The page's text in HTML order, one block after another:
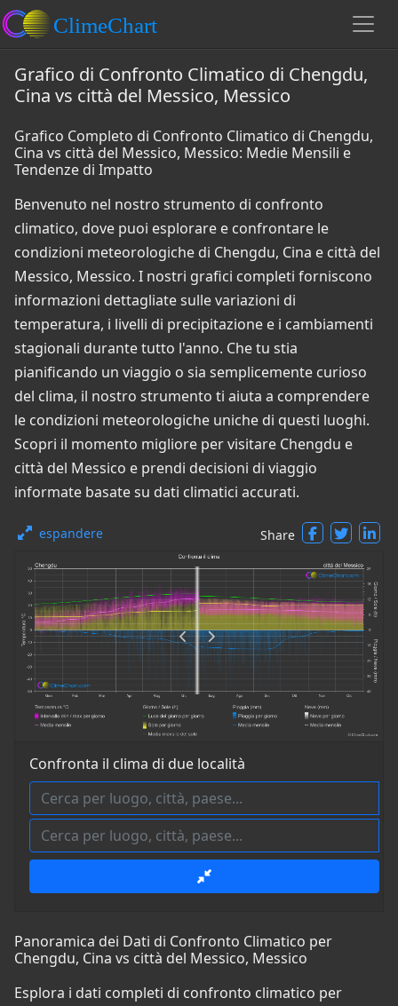
Grafico di Confronto Climatico di Chengdu,
Cina vs città del Messico, Messico
Grafico Completo di Confronto Climatico di Chengdu,
Cina vs città del Messico, Messico: Medie Mensili e
Tendenze di Impatto
Benvenuto nel nostro strumento di confronto
climatico, dove puoi esplorare e confrontare le
condizioni meteorologiche di Chengdu, Cina e città del
Messico, Messico. I nostri grafici completi forniscono
informazioni dettagliate sulle variazioni di
temperatura, i livelli di precipitazione e i cambiamenti
stagionali durante tutto l'anno. Che tu stia
pianificando un viaggio o sia semplicemente curioso
del clima, il nostro strumento ti aiuta a comprendere
le condizioni meteorologiche uniche di questi luoghi.
Scopri il momento migliore per visitare Chengdu e
città del Messico e prendi decisioni di viaggio
informate basate su dati climatici accurati.
espandere Share
Confronta il clima di due località
Panoramica dei Dati di Confronto Climatico per
Chengdu, Cina vs città del Messico, Messico
Esplora i dati completi di confronto climatico per